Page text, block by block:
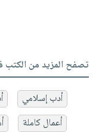
تصفح المزيد من الكتب
أدب إسلامي
أعمال كاملة